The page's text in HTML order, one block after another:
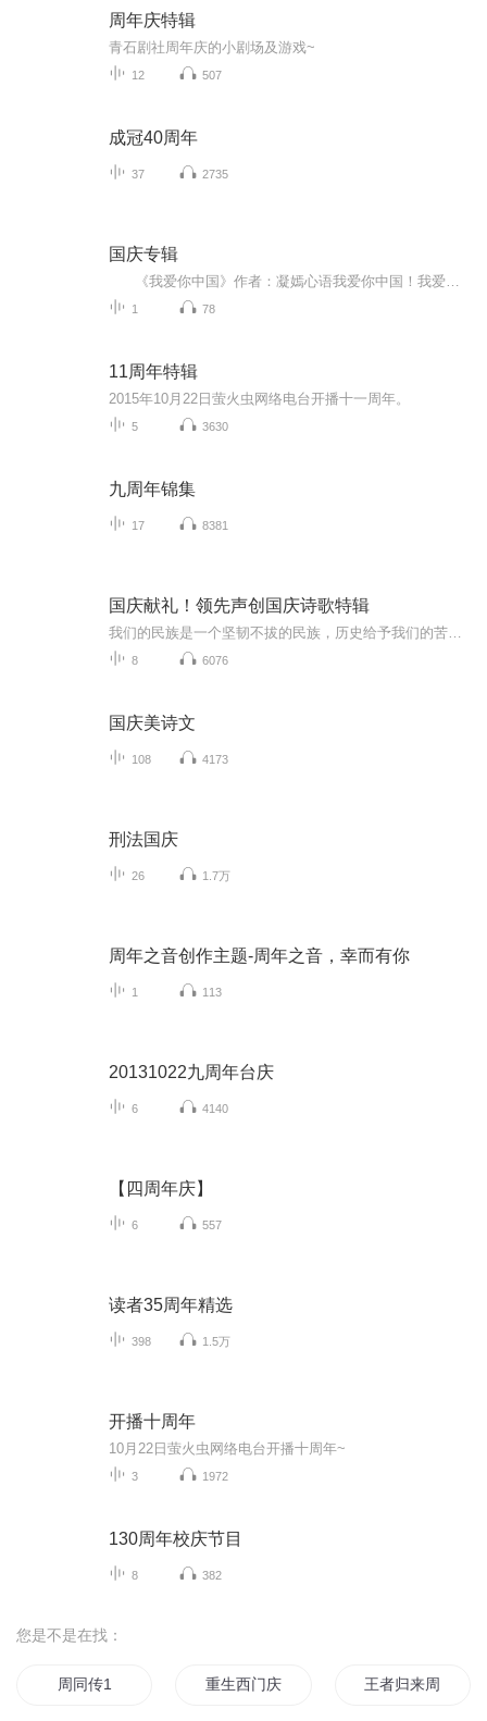
周年庆特辑
青石剧社周年庆的小剧场及游戏~
12 507
成冠40周年
37 2735
国庆专辑
1 78
11周年特辑
2015年10月22日萤火虫网络电台开播十一周年。
5 3630
九周年锦集
17 8381
国庆献礼！领先声创国庆诗歌特辑
8 6076
国庆美诗文
108 4173
刑法国庆
26 1.7万
周年之音创作主题-周年之音，幸而有你
1 113
20131022九周年台庆
6 4140
【四周年庆】
6 557
读者35周年精选
398 1.5万
开播十周年
10月22日萤火虫网络电台开播十周年~
3 1972
130周年校庆节目
8 382
您是不是在找：
周同传1 重生西门庆 王者归来周天